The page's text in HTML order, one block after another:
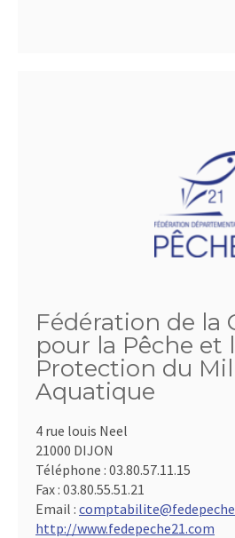
Fédération de la
pour la Pêche et
Protection du
Aquatique
4 rue louis Neel
21000 DIJON
Téléphone : 03.80.57.11.15
Fax : 03.80.55.51.21
Email :
http://www.fedepeche21.com